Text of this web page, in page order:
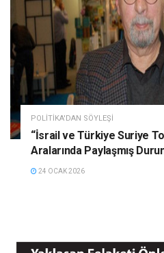
POLITIKA'DAN SÖYLEŞI
“İsrail ve Türkiye Suriye
Aralarında Paylaşmış
24 OCAK 2026